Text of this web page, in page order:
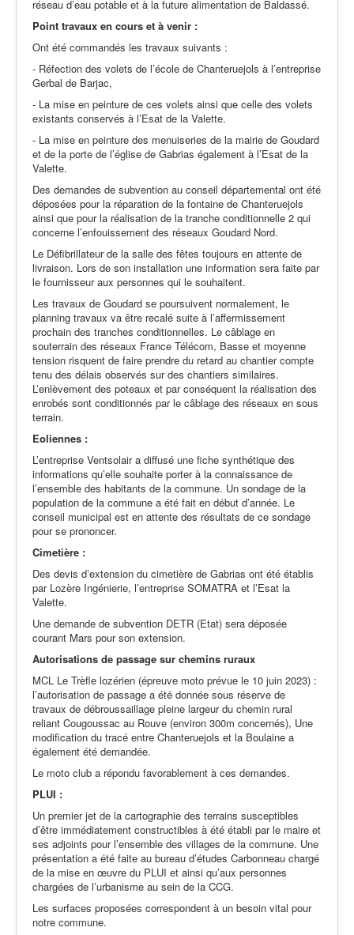
réseau d’eau potable et à la future alimentation de Baldassé.
Point travaux en cours et à venir :
Ont été commandés les travaux suivants :
- Réfection des volets de l’école de Chanteruejols à l’entreprise
Gerbal de Barjac,
- La mise en peinture de ces volets ainsi que celle des volets
existants conservés à l’Esat de la Valette.
- La mise en peinture des menuiseries de la mairie de Goudard
et de la porte de l’église de Gabrias également à l’Esat de la
Valette.
Des demandes de subvention au conseil départemental ont été
déposées pour la réparation de la fontaine de Chanteruejols
ainsi que pour la réalisation de la tranche conditionnelle 2 qui
concerne l’enfouissement des réseaux Goudard Nord.
Le Défibrillateur de la salle des fêtes toujours en attente de
livraison. Lors de son installation une information sera faite par
le fournisseur aux personnes qui le souhaitent.
Les travaux de Goudard se poursuivent normalement, le
planning travaux va être recalé suite à l’affermissement
prochain des tranches conditionnelles. Le câblage en
souterrain des réseaux France Télécom, Basse et moyenne
tension risquent de faire prendre du retard au chantier compte
tenu des délais observés sur des chantiers similaires.
L’enlèvement des poteaux et par conséquent la réalisation des
enrobés sont conditionnés par le câblage des réseaux en sous
terrain.
Eoliennes :
L’entreprise Ventsolair a diffusé une fiche synthétique des
informations qu’elle souhaite porter à la connaissance de
l’ensemble des habitants de la commune. Un sondage de la
population de la commune a été fait en début d’année. Le
conseil municipal est en attente des résultats de ce sondage
pour se prononcer.
Cimetière :
Des devis d’extension du cimetière de Gabrias ont été établis
par Lozère Ingénierie, l’entreprise SOMATRA et l’Esat la
Valette.
Une demande de subvention DETR (Etat) sera déposée
courant Mars pour son extension.
Autorisations de passage sur chemins ruraux
MCL Le Trèfle lozérien (épreuve moto prévue le 10 juin 2023) :
l’autorisation de passage a été donnée sous réserve de
travaux de débroussaillage pleine largeur du chemin rural
reliant Cougoussac au Rouve (environ 300m concernés), Une
modification du tracé entre Chanteruejols et la Boulaine a
également été demandée.
Le moto club a répondu favorablement à ces demandes.
PLUI :
Un premier jet de la cartographie des terrains susceptibles
d’être immédiatement constructibles à été établi par le maire et
ses adjoints pour l’ensemble des villages de la commune. Une
présentation a été faite au bureau d’études Carbonneau chargé
de la mise en œuvre du PLUI et ainsi qu’aux personnes
chargées de l’urbanisme au sein de la CCG.
Les surfaces proposées correspondent à un besoin vital pour
notre commune.